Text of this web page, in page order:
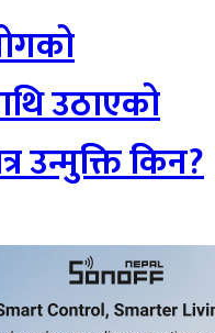
उठाएको
उन्मुक्ति किन?